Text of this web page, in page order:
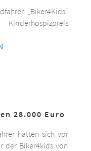
„Biker4Kids“
28.000 Euro
hatten sich vor
der Biker4kids von